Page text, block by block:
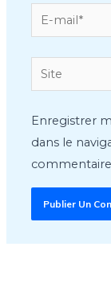
E-
mail*
Site
Enregistrer
dans le